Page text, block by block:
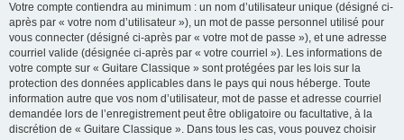
Votre compte contiendra au minimum : un nom d’utilisateur unique (désigné ci-
après par « votre nom d’utilisateur »), un mot de passe personnel utilisé pour
vous connecter (désigné ci-après par « votre mot de passe »), et une adresse
courriel valide (désignée ci-après par « votre courriel »). Les informations de
votre compte sur « Guitare Classique » sont protégées par les lois sur la
protection des données applicables dans le pays qui nous héberge. Toute
information autre que vos nom d’utilisateur, mot de passe et adresse courriel
demandée lors de l’enregistrement peut être obligatoire ou facultative, à la
discrétion de « Guitare Classique ». Dans tous les cas, vous pouvez choisir